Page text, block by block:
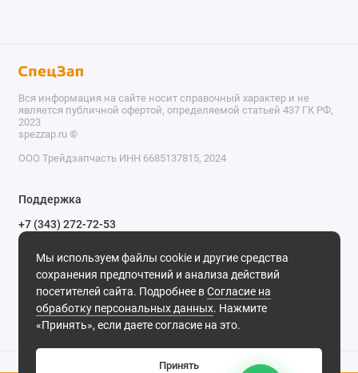
Мы используем файлы cookie и другие средства
сохранения предпочтений и анализа действий
посетителей сайта. Подробнее вСогласие на
обработку персональных данных. Нажмите
«Принять», если даете согласие на это.
Принять
Вся информация на сайте носит справочный характер и не
является публичной офертой, определяемой статьей 437 ГК РФ,
2023
spezzap.ru ©️
ООО Трейдзапчасть ИНН 6685137815, 2024
Поддержка
+7 (343) 272-72-53
Обратный звонок
620030, г. Екатеринбург, ул. Карьерная, д. 14, оф. 14.
Мы в сети